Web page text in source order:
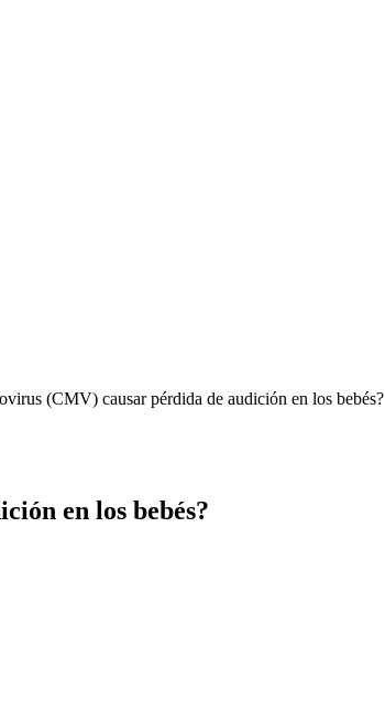
(CMV) causar pérdida de audición en los bebés?
en los bebés?